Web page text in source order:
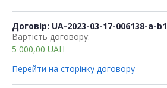
Договір: UA-2023-03-17-006138-a-b1
Вартість договору:
5 000,00 UAH
Перейти на сторінку договору